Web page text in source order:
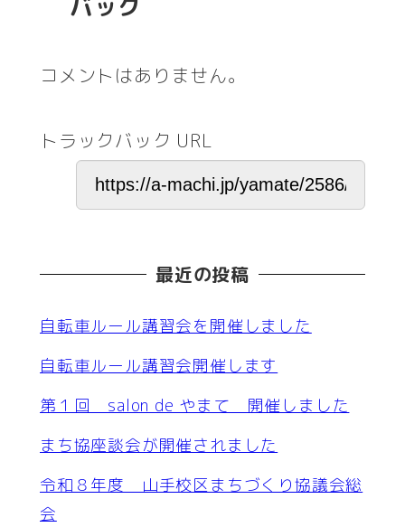
コメントはありません。
トラックバック URL
最近の投稿
自転車ルール講習会を開催しました
自転車ルール講習会開催します
第１回 salon de やまて 開催しました
まち協座談会が開催されました
令和８年度 山手校区まちづくり協議会総
会